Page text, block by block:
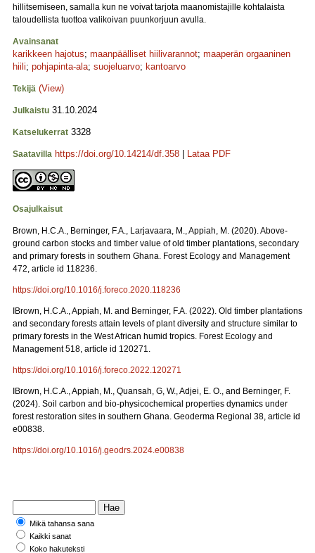
hillitsemiseen, samalla kun ne voivat tarjota maanomistajille kohtalaista
taloudellista tuottoa valikoivan puunkorjuun avulla.
Avainsanat
karikkeen hajotus; maanpäälliset hiilivarannot; maaperän orgaaninen
hiili; pohjapinta-ala; suojeluarvo; kantoarvo
Tekijä (View)
Julkaistu 31.10.2024
Katselukerrat 3328
Saatavilla https://doi.org/10.14214/df.358 Lataa PDF
Osajulkaisut
Brown, H.C.A., Berninger, F.A., Larjavaara, M., Appiah, M. (2020). Above-
ground carbon stocks and timber value of old timber plantations, secondary
and primary forests in southern Ghana. Forest Ecology and Management
472, article id 118236.
https://doi.org/10.1016/j.foreco.2020.118236
IBrown, H.C.A., Appiah, M. and Berninger, F.A. (2022). Old timber plantations
and secondary forests attain levels of plant diversity and structure similar to
primary forests in the West African humid tropics. Forest Ecology and
Management 518, article id 120271.
https://doi.org/10.1016/j.foreco.2022.120271
IBrown, H.C.A., Appiah, M., Quansah, G, W., Adjei, E. O., and Berninger, F.
(2024). Soil carbon and bio-physicochemical properties dynamics under
forest restoration sites in southern Ghana. Geoderma Regional 38, article id
e00838.
https://doi.org/10.1016/j.geodrs.2024.e00838
Mikä tahansa sana
Kaikki sanat
Koko hakuteksti